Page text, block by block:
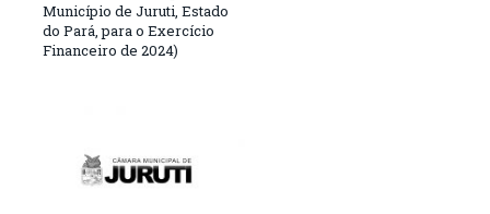
Município de Juruti, Estado
do Pará, para o Exercício
Financeiro de 2024)